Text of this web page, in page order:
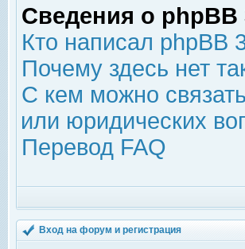
Сведения о phpBB
Кто написал phpBB
Почему здесь нет
С кем можно
или юридических
Перевод FAQ
Вход на форум и регистрация